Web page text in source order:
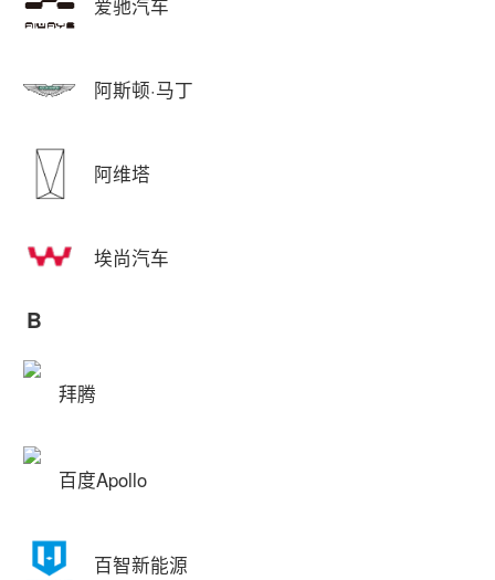
爱驰汽车
阿斯顿·马丁
阿维塔
埃尚汽车
B
拜腾
百度Apollo
百智新能源